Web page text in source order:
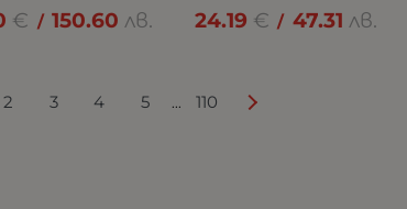
€ / 150.60 лв. 24.19 € / 47.31 лв.
2 3 4 5 ... 110